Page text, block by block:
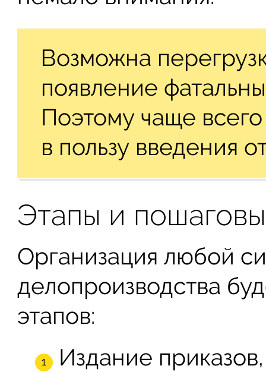
Возможна
появление
Поэтому чаще
в пользу введения
Этапы и
Организация любой
делопроизводства
этапов:
Издание приказов,